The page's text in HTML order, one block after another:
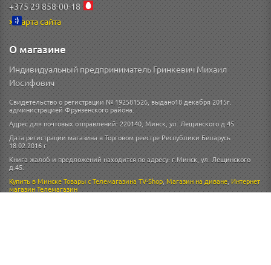
+375 29 858-00-18
Карта сайта
О магазине
Индивидуальный предприниматель Гринкевич Михаил
Иосифович
Свидетельство о регистрации № 192581526, выдано18 декабря 2015г.
администрацией Фрунзенского района.
Адрес для почтовых отправлений: 220140, Минск, ул. Лещинского д 45.
Дата регистрации магазина в Торговом реестре Республики Беларусь
18.02.2016 г
Книга жалоб и предложений находится по адресу: г.Минск, ул. Лещинского
д.45.
Купить в МинскеТовары с Телемагазина TV-Shop,Магазин на диване,Интернет
магазинТелемагазин